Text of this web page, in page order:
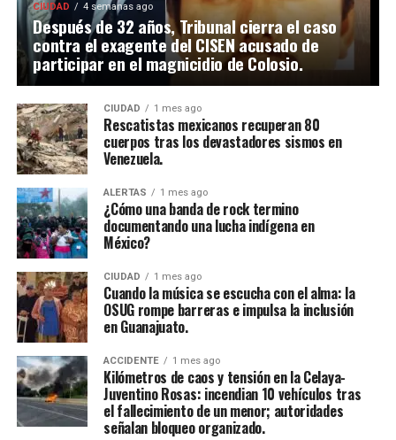
CIUDAD 4 semanas ago
Después de 32 años, Tribunal cierra el caso
contra el exagente del CISEN acusado de
participar en el magnicidio de Colosio.
CIUDAD 1 mes ago
Rescatistas mexicanos recuperan 80
cuerpos tras los devastadores sismos en
Venezuela.
ALERTAS 1 mes ago
¿Cómo una banda de rock termino
documentando una lucha indígena en
México?
CIUDAD 1 mes ago
Cuando la música se escucha con el alma: la
OSUG rompe barreras e impulsa la inclusión
en Guanajuato.
ACCIDENTE 1 mes ago
Kilómetros de caos y tensión en la Celaya-
Juventino Rosas: incendian 10 vehículos tras
el fallecimiento de un menor; autoridades
señalan bloqueo organizado.